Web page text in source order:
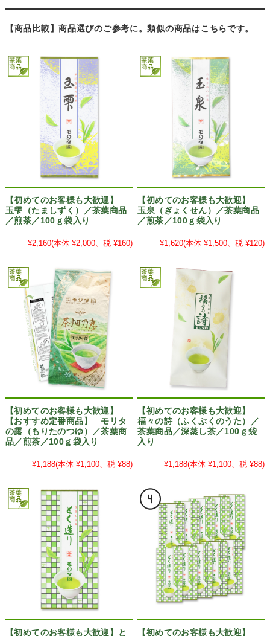
【商品比較】商品選びのご参考に。類似の商品はこちらです。
【初めてのお客様も大歓迎】
玉雫（たましずく）／茶葉商品
／煎茶／100ｇ袋入り
¥2,160(本体 ¥2,000、税 ¥160)
【初めてのお客様も大歓迎】
玉泉（ぎょくせん）／茶葉商品
／煎茶／100ｇ袋入り
¥1,620(本体 ¥1,500、税 ¥120)
【初めてのお客様も大歓迎】
【おすすめ定番商品】 モリタ
の露（もりたのつゆ）／茶葉商
品／煎茶／100ｇ袋入り
¥1,188(本体 ¥1,100、税 ¥88)
【初めてのお客様も大歓迎】
福々の詩（ふくぶくのうた）／
茶葉商品／深蒸し茶／100ｇ袋
入り
¥1,188(本体 ¥1,100、税 ¥88)
【初めてのお客様も大歓迎】と 【初めてのお客様も大歓迎】